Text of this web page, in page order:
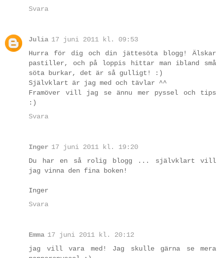
Svara
Julia 17 juni 2011 kl. 09:53
Hurra för dig och din jättesöta blogg! Älskar
pastiller, och på loppis hittar man ibland små
söta burkar, det är så gulligt! :)
Självklart är jag med och tävlar ^^
Framöver vill jag se ännu mer pyssel och tips
:)
Svara
Inger 17 juni 2011 kl. 19:20
Du har en så rolig blogg ... självklart vill
jag vinna den fina boken!
Inger
Svara
Emma 17 juni 2011 kl. 20:12
jag vill vara med! Jag skulle gärna se mera